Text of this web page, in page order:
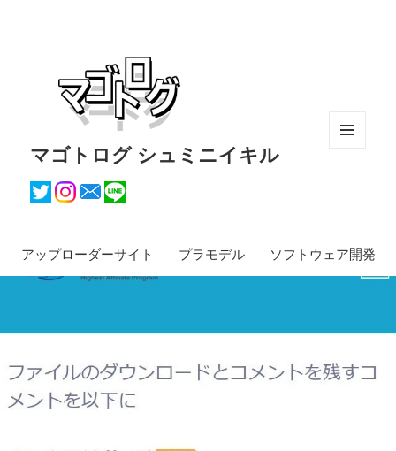
マゴトログ シュミニイキル
アップローダーサイト プラモデル ソフトウェア開発